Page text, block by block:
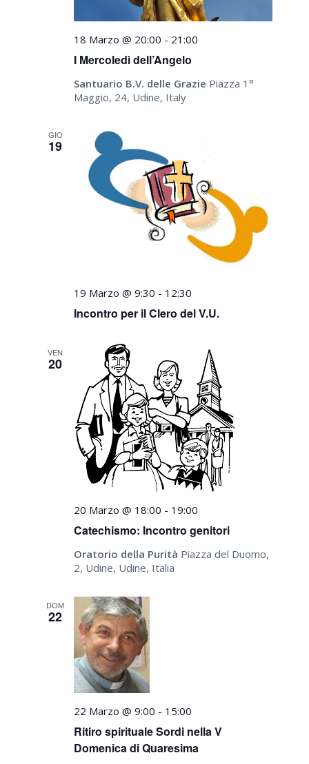
I Mercoledì dell’Angelo
18 Marzo @ 20:00 - 21:00
Santuario B.V. delle Grazie Piazza 1°
Maggio, 24, Udine, Italy
GIO
19
Incontro per il Clero del V.U.
19 Marzo @ 9:30 - 12:30
VEN
20
Catechismo: Incontro genitori
20 Marzo @ 18:00 - 19:00
Oratorio della Purità Piazza del Duomo,
2, Udine, Udine, Italia
DOM
22
Ritiro spirituale Sordi nella V
Domenica di Quaresima
22 Marzo @ 9:00 - 15:00